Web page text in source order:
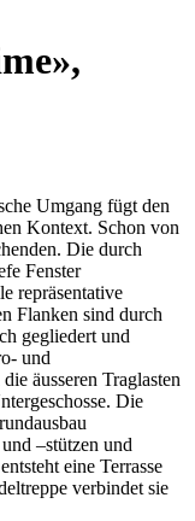
Umgang fügt den
Kontext. Schon von
Die durch
Fenster
repräsentative
Flanken sind durch
gegliedert und
und
äusseren Traglasten
Die
–stützen und
eine Terrasse
verbindet sie